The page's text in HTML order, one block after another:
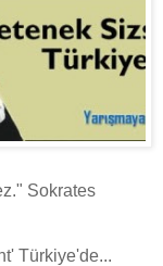
Sokrates
Türkiye'de...